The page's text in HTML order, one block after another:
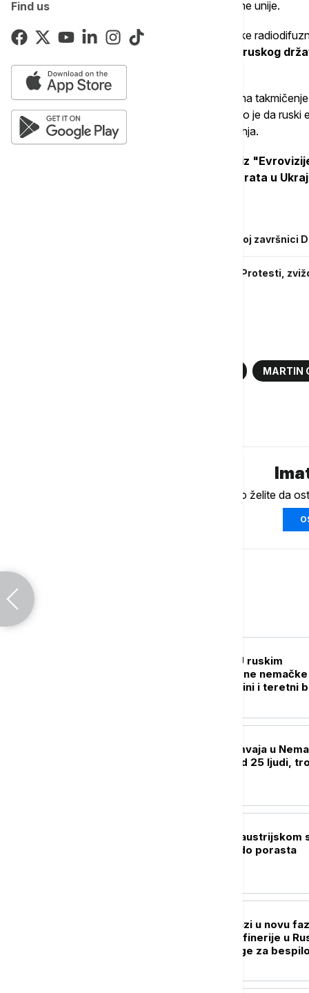
Find usukoliko ispuni uslove Evropske radiodifuzne unije.
Rekao je da je, prema zaključcima Evropske
zasnovano isključivo na aktivnostima ruskog
Kremlja nije mogla biti dokazana.
Na pitanje da li bi Rusija mogla da se vrati na
Grin je odgovorio: "Teoretski, da". Objasnio je da ruski
Evrovizije, koja definišu vrednosti takmičenja.
Rusija i Belorusija su ranije isključene iz
vrednostima takmičenja, zbog ruskog rata u
Pobeda Bugarske na Evroviziji: U napetoj
Da li je politika slomila srce Evrovizije: Protesti,
MARTIN
Ukoliko želite da
RAT U UKRAJINI U ruskim
napadima pogođene nemačke
kompanije u Ukrajini i teretni
U sudaru dva tramvaja u
povređeno više od 25 ljudi,
Mađarska: Kiša u austrijskom
Dunava dovešće do porasta
Rat dronovima ulazi u novu
Ukrajina napala rafinerije u
Putin formira snage za